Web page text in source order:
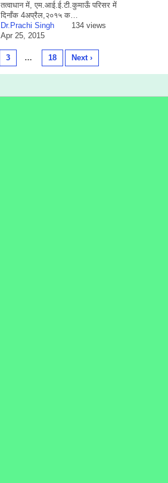
तत्वाधान में, एम.आई.ई.टी.कुमाऊँ परिसर में
दिनाँक 4अप्रैल,२०१५ क…
Dr.Prachi Singh
Apr 25, 2015
134 views
3 … 18 Next ›